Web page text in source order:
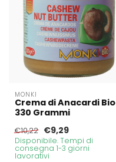
MONKI
Crema di Anacardi Bio
330 Grammi
€10,22 €9,29
Disponibile. Tempi di
consegna 1-3 giorni
lavorativi